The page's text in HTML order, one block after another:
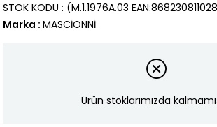
(M.1.1976A.03
STOK KODU
Marka : MASCİONNİ
Ürün stoklarımızda